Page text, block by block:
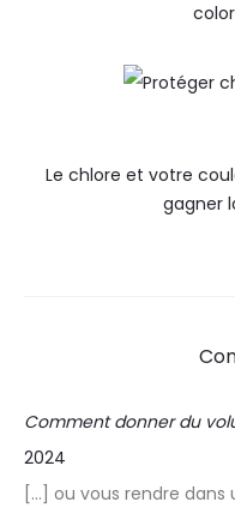
Le chlore et votre
gagner
Comment donner du
2024
[…] ou vous rendre